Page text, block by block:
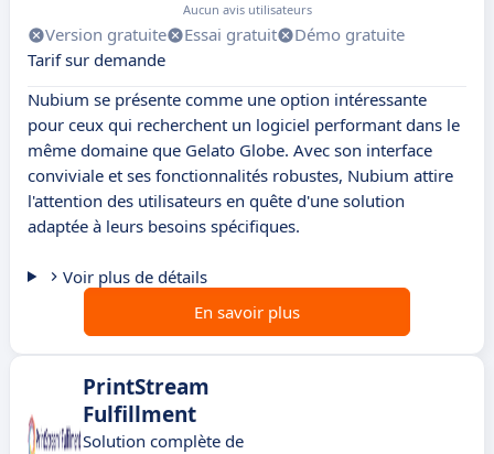
Aucun avis utilisateurs
Version gratuite Essai gratuit
Démo gratuite
Tarif sur demande
Nubium se présente comme une option intéressante
pour ceux qui recherchent un logiciel performant dans le
même domaine que Gelato Globe. Avec son interface
conviviale et ses fonctionnalités robustes, Nubium attire
l'attention des utilisateurs en quête d'une solution
adaptée à leurs besoins spécifiques.
Voir plus de détails
En savoir plus
PrintStream
Fulfillment
Solution complète de